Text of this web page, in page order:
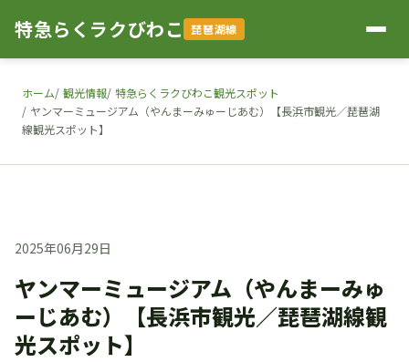
特急らくラクびわこ 琵琶湖線
ホーム 観光情報 特急らくラクびわこ観光スポット
ヤンマーミュージアム（やんまーみゅーじあむ）【長浜市観光／琵琶湖
線観光スポット】
2025年06月29日
ヤンマーミュージアム（やんまーみゅ
ーじあむ）【長浜市観光／琵琶湖線観
光スポット】